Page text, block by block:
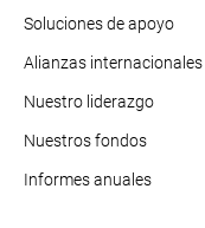
Soluciones de apoyo
Alianzas internacionales
Nuestro liderazgo
Nuestros fondos
Informes anuales